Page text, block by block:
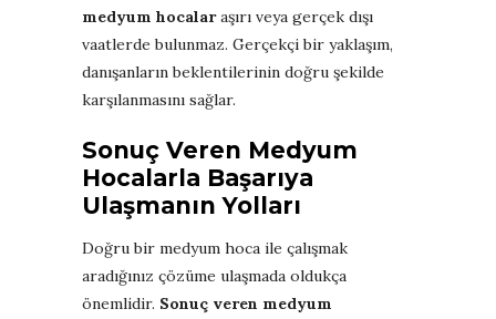
medyum hocalaraşırı veya gerçek dışı
vaatlerde bulunmaz. Gerçekçi bir yaklaşım,
danışanların beklentilerinin doğru şekilde
karşılanmasını sağlar.
Sonuç Veren Medyum
Hocalarla Başarıya
Ulaşmanın Yolları
Doğru bir medyum hoca ile çalışmak
aradığınız çözüme ulaşmada oldukça
önemlidir. Sonuç veren medyum